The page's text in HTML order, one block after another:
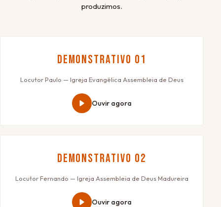
produzimos.
Demonstrativo 01
Locutor Paulo — Igreja Evangélica Assembleia de Deus
Ouvir agora
Demonstrativo 02
Locutor Fernando — Igreja Assembleia de Deus Madureira
Ouvir agora